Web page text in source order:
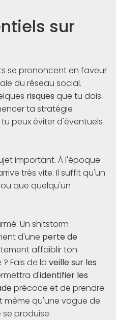
sur
se prononcent en faveur
du réseau social.
risques que tu dois
ta stratégie
peux éviter d'éventuels
important. À l'époque
très vite. Il suffit qu'un
que quelqu'un
Un shitstorm
d'une perte de
affaiblir ton
Fais de la veille sur les
d'identifier les
précoce et de prendre
qu'une vague de
produise.